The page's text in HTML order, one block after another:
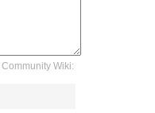
Community Wiki: